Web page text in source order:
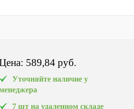
589,84 pуб.
Уточняйте наличие у
7 шт на удаленном складе